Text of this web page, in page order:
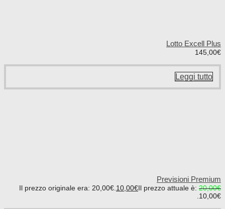
Lotto Excell Plus
145,00€
Leggi tutto
Previsioni Premium
20,00€
Il prezzo originale era: 20,00€. 10,00€Il prezzo attuale è:
10,00€.